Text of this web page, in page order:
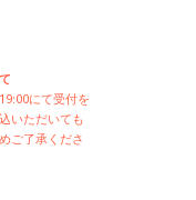
にて受付を
いただいても
ご了承くださ